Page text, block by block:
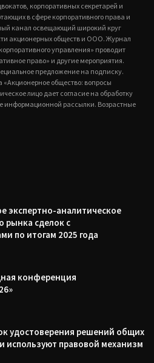
корпоративных секретарей и
в сфере корпоративного права и
канал освещающий широкий круг
акционерных обществ и ООО. Журнал
управления» проводит
право» и другие мероприятия.
предложение на подписку.
общество: вопросы
лицо дает согласие на обработку
информационной рассылки. Возрастные
экспертно-аналитическое
рынка сделок с
по итогам 2025 года
конференция
удостоверения решений общих
используют правовой механизм